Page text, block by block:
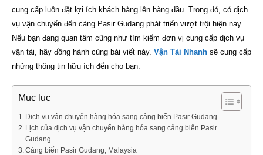
cung cấp luôn đặt lợi ích khách hàng lên hàng đầu. Trong đó, có dịch
vụ vận chuyển đến cảng Pasir Gudang phát triển vượt trội hiện nay.
Nếu bạn đang quan tâm cũng như tìm kiếm đơn vị cung cấp dịch vụ
vận tải, hãy đồng hành cùng bài viết này. Vận Tải Nhanh sẽ cung cấp
những thông tin hữu ích đến cho bạn.
Mục lục
Dịch vụ vận chuyển hàng hóa sang cảng biển Pasir Gudang
Lịch của dịch vụ vận chuyển hàng hóa sang cảng biển Pasir
Gudang
Cảng biển Pasir Gudang, Malaysia